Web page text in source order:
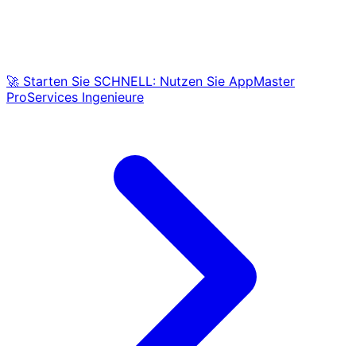
🚀 Starten Sie SCHNELL: Nutzen Sie AppMaster
ProServices Ingenieure